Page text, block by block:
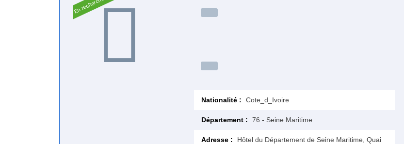
Nationalité : Cote_d_Ivoire
Département : 76 - Seine Maritime
Adresse :
Hôtel du Département de Seine Maritime, Quai